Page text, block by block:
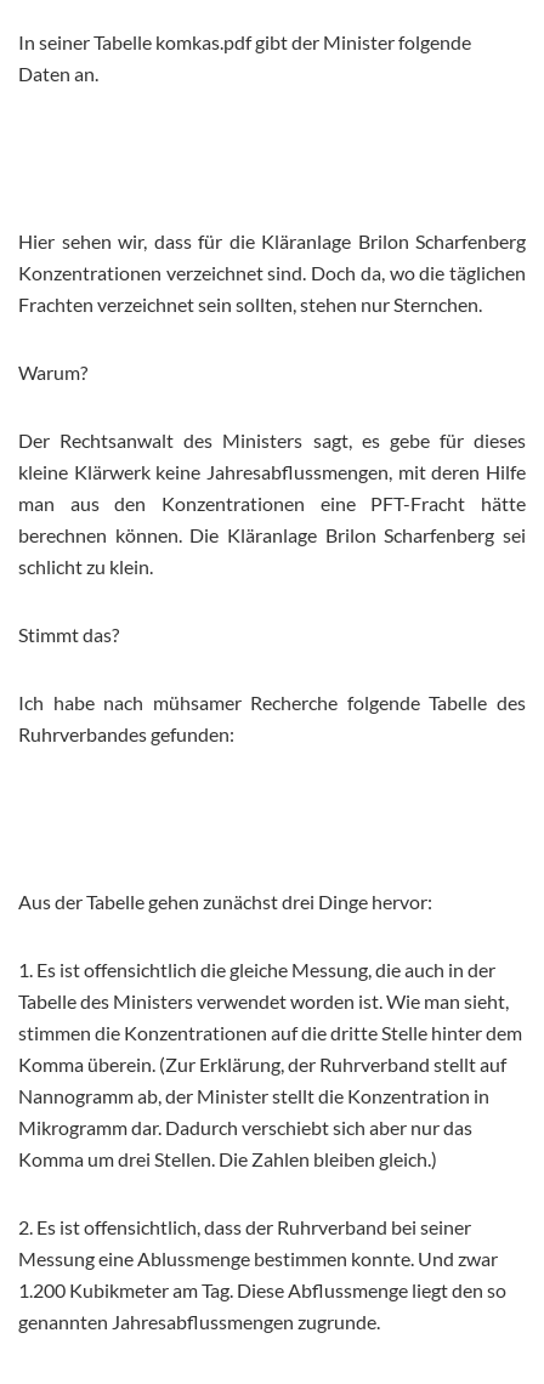
In seiner Tabelle komkas.pdf gibt der Minister folgende
Daten an.
Hier sehen wir, dass für die Kläranlage Brilon Scharfenberg
Konzentrationen verzeichnet sind. Doch da, wo die täglichen
Frachten verzeichnet sein sollten, stehen nur Sternchen.
Warum?
Der Rechtsanwalt des Ministers sagt, es gebe für dieses
kleine Klärwerk keine Jahresabflussmengen, mit deren Hilfe
man aus den Konzentrationen eine
PFT-Fracht hätte
berechnen können. Die Kläranlage Brilon Scharfenberg sei
schlicht zu klein.
Stimmt das?
Ich habe nach mühsamer Recherche folgende Tabelle des
Ruhrverbandes gefunden:
Aus der Tabelle gehen zunächst drei Dinge hervor:
1. Es ist offensichtlich die gleiche Messung, die auch in der
Tabelle des Ministers verwendet worden ist. Wie man sieht,
stimmen die Konzentrationen auf die dritte Stelle hinter dem
Komma überein. (Zur Erklärung, der Ruhrverband stellt auf
Nannogramm ab, der Minister stellt die Konzentration in
Mikrogramm dar. Dadurch verschiebt sich aber nur das
Komma um drei Stellen. Die Zahlen bleiben gleich.)
2. Es ist offensichtlich, dass der Ruhrverband bei seiner
Messung eine Ablussmenge bestimmen konnte. Und zwar
1.200 Kubikmeter am Tag. Diese Abflussmenge liegt den so
genannten Jahresabflussmengen zugrunde.